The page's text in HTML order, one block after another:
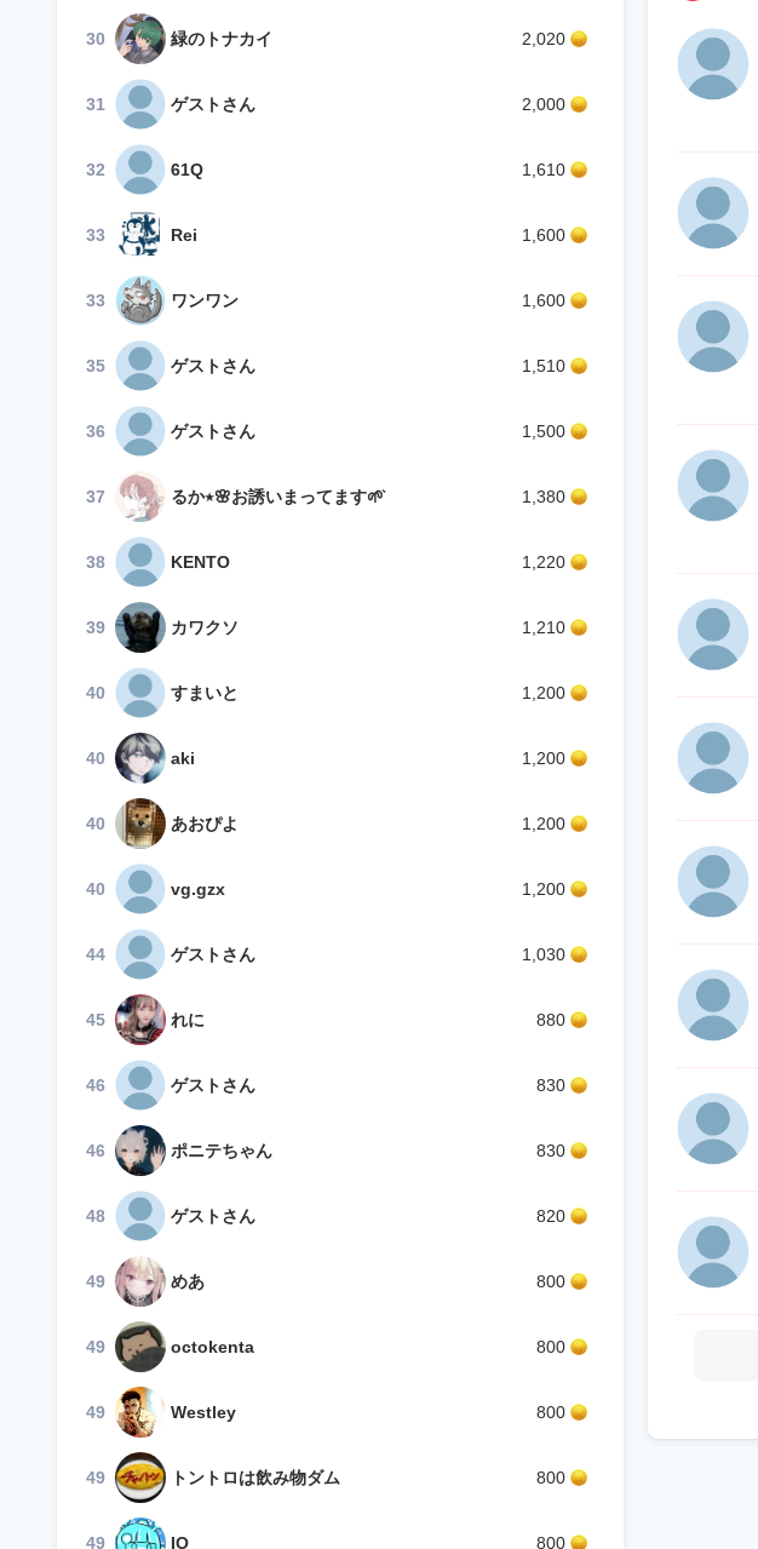
30 緑のトナカイ 2,020
31 ゲストさん 2,000
32 61Q 1,610
33 Rei 1,600
33 ワンワン 1,600
35 ゲストさん 1,510
36 ゲストさん 1,500
37 るか٭🌸お誘いまってます🌱͛ 1,380
38 KENTO 1,220
39 カワクソ 1,210
40 すまいと 1,200
40 aki 1,200
40 あおぴよ 1,200
40 vg.gzx 1,200
44 ゲストさん 1,030
45 れに 880
46 ゲストさん 830
46 ポニテちゃん 830
48 ゲストさん 820
49 めあ 800
49 octokenta 800
49 Westley 800
49 トントロは飲み物ダム 800
49 IO 800